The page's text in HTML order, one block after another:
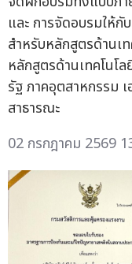
และ การจัดอบรมให้
สำหรับหลักสูตรด้านเ
หลักสูตรด้านเทคโนโ
รัฐ ภาคอุตสาหกรรม
สาธารณะ
02 กรกฎาคม 2569